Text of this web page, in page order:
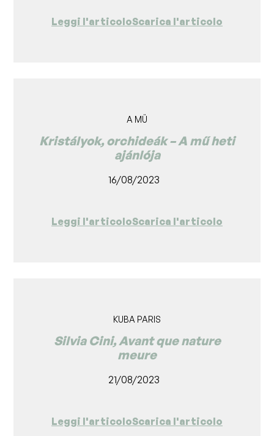
Leggi l'articoloScarica l'articolo
A MÜ
Kristályok, orchideák – A mű heti
ajánlója
16/08/2023
Leggi l'articoloScarica l'articolo
KUBA PARIS
Silvia Cini, Avant que nature
meure
21/08/2023
Leggi l'articoloScarica l'articolo